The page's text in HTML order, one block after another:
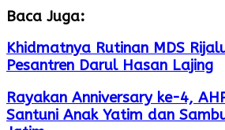
Baca Juga:
Khidmatnya Rutinan MDS
Pesantren Darul Hasan Lajing
Rayakan Anniversary ke-4,
Santuni Anak Yatim dan